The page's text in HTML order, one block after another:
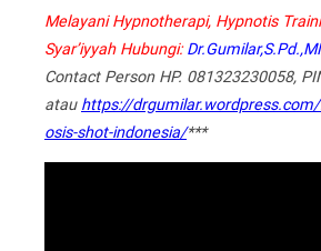
Melayani Hypnotherapi, Hypnotis
Syar’iyyah Hubungi:
Contact Person HP. 081323230058,
atau https://
osis-shot-indonesia/***